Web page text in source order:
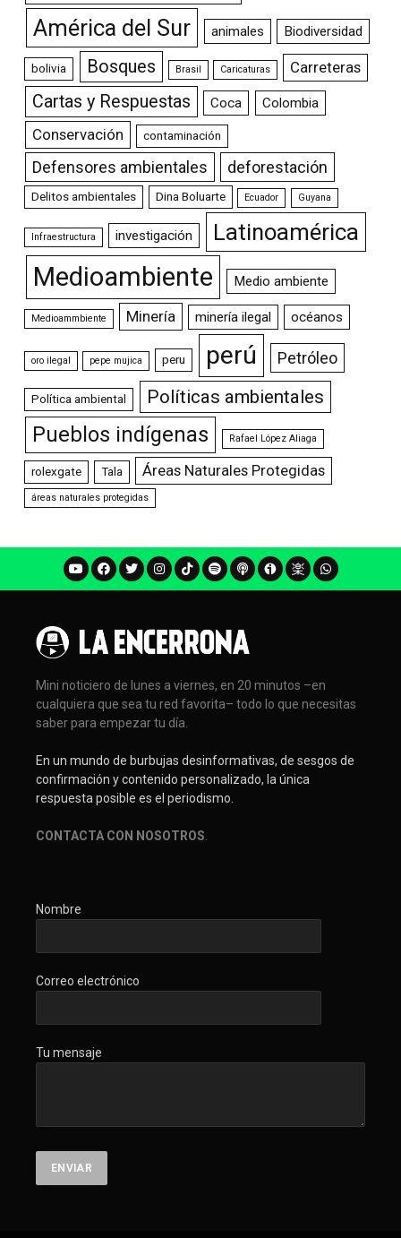
América del Sur animales Biodiversidad
bolivia Bosques Brasil Caricaturas Carreteras
Cartas y Respuestas Coca Colombia
Conservación contaminación
Defensores ambientales deforestación
Delitos ambientales Dina Boluarte Ecuador Guyana
Infraestructura investigación Latinoamérica
Medioambiente Medio ambiente
Medioammbiente Minería minería ilegal océanos
oro ilegal pepe mujica peru perú Petróleo
Política ambiental Políticas ambientales
Pueblos indígenas Rafael López Aliaga
rolexgate Tala Áreas Naturales Protegidas
áreas naturales protegidas
Mini noticiero de lunes a viernes, en 20 minutos –en
cualquiera que sea tu red favorita– todo lo que necesitas
saber para empezar tu día.
En un mundo de burbujas desinformativas, de sesgos de
confirmación y contenido personalizado, la única
respuesta posible es el periodismo.
CONTACTA CON NOSOTROS.
Nombre
Correo electrónico
Tu mensaje